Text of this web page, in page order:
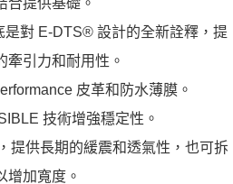
對 E-DTS® 設計的全新詮釋，提
牽引力和耐用性。
皮革和防水薄膜。
技術增強穩定性。
提供長期的緩震和透氣性，也可拆
增加寬度。